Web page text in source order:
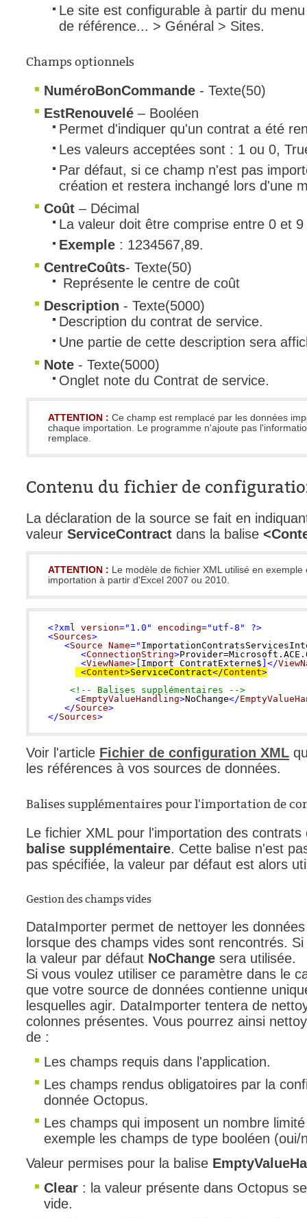
Le site est configurable à partir du
de référence... > Général > Sites.
Champs optionnels
NuméroBonCommande - Texte(50)
EstRenouvelé – Booléen
Permet d'indiquer qu'un contrat a été
Les valeurs acceptées sont : 1 ou 0,
Par défaut, si ce champ n'est pas
création et restera inchangé lors d'une
Coût – Décimal
La valeur doit être comprise entre 0 et
Exemple : 1234567,89.
CentreCoûts- Texte(50)
Représente le centre de coût
Description - Texte(5000)
Description du contrat de service.
Une partie de cette description sera
Note - Texte(5000)
Onglet note du Contrat de service.
ATTENTION : Ce champ est remplacé par les données
chaque importation. Le programme n'ajoute pas
remplace.
Contenu du fichier de
La déclaration de la source se fait en
valeur ServiceContract dans la balise
ATTENTION : Le modèle de fichier XML utilisé en exemple
importation à partir d'Excel 2007 ou 2010.
<?xml version="1.0" encoding="utf-8" ?>
<Sources>
<Source Name="
<ConnectionString>
<ViewName>[ Import ContratExterne$ ]</
<Content>ServiceContract</Content>
<!-- Balises supplémentaires -->
<EmptyValueHandling>NoChange</
</Source>
</Sources>
Voir l'article Fichier de configuration XML
les références à vos sources de données.
Balises supplémentaires pour l'importation de
Le fichier XML pour l'importation des
balise supplémentaire. Cette balise n'est
pas spécifiée, la valeur par défaut est alors
Gestion des champs vides
DataImporter permet de nettoyer les
lorsque des champs vides sont rencontrés.
la valeur par défaut NoChange sera utilisée.
Si vous voulez utiliser ce paramètre dans le
que votre source de données contienne
lesquelles agir. DataImporter tentera de
colonnes présentes. Vous pourrez ainsi
de :
Les champs requis dans l'application.
Les champs rendus obligatoires par la
donnée Octopus.
Les champs qui imposent un nombre
exemple les champs de type booléen (oui/
Valeur permises pour la balise
Clear : la valeur présente dans Octopus
vide.